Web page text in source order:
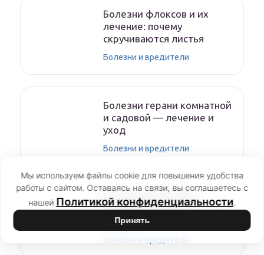
Болезни флоксов и их
лечение: почему
скручиваются листья
Болезни и вредители
Болезни герани комнатной
и садовой — лечение и
уход
Болезни и вредители
Болезни Антуриума,
Антуриум не растет — что
делать?
Болезни и вредители
Мы используем файлы cookie для повышения удобства
работы с сайтом. Оставаясь на связи, вы соглашаетесь с
нашей Политикой конфиденциальности.
Принять